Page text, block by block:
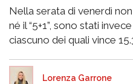
Nella serata di venerdì
né il “5+1”, sono stati
ciascuno dei quali vince
Lorenza Garrone